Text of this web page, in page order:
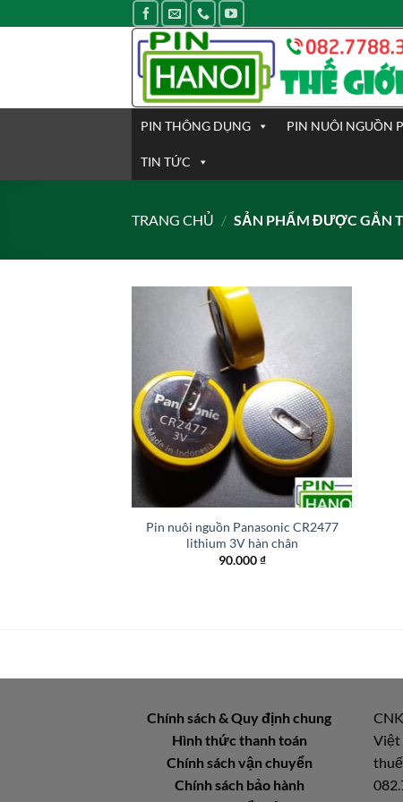
qua
PIN THÔNG DỤNG PIN NUÔI NGUỒN
TIN TỨC
TRANG CHỦ / SẢN PHẨM ĐƯỢC GẮN
Pin nuôi nguồn Panasonic CR2477
lithium 3V hàn chân
90.000₫
Chính sách & Quy định chung
Hình thức thanh toán
Chính sách vận chuyển
Chính sách bảo hành
Việt